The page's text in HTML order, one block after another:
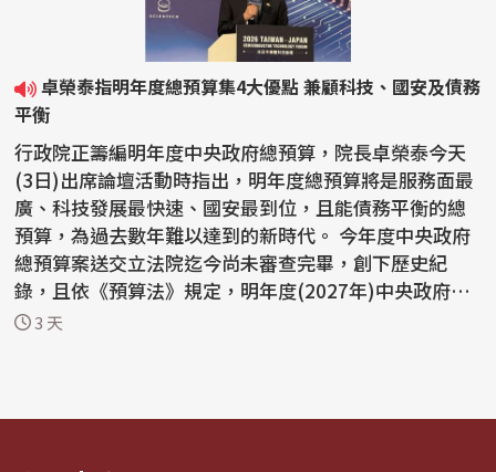
卓榮泰指明年度總預算集4大優點 兼顧科技、國安及債務
平衡
行政院正籌編明年度中央政府總預算，院長卓榮泰今天
(3日)出席論壇活動時指出，明年度總預算將是服務面最
廣、科技發展最快速、國安最到位，且能債務平衡的總
預算，為過去數年難以達到的新時代。 今年度中央政府
總預算案送交立法院迄今尚未審查完畢，創下歷史紀
錄，且依《預算法》規定，明年度(2027年)中央政府總
預算案...
3 天